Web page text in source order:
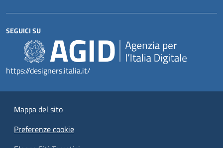
SEGUICI SU
https://designers.italia.it/
Mappa del sito
Preferenze cookie